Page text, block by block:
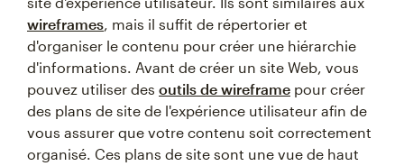
wireframes, mais il suffit de répertorier et
d'organiser le contenu pour créer une hiérarchie
d'informations. Avant de créer un site Web, vous
pouvez utiliser des outils de wireframe pour créer
des plans de site de l'expérience utilisateur afin de
vous assurer que votre contenu soit correctement
organisé. Ces plans de site sont une vue de haut